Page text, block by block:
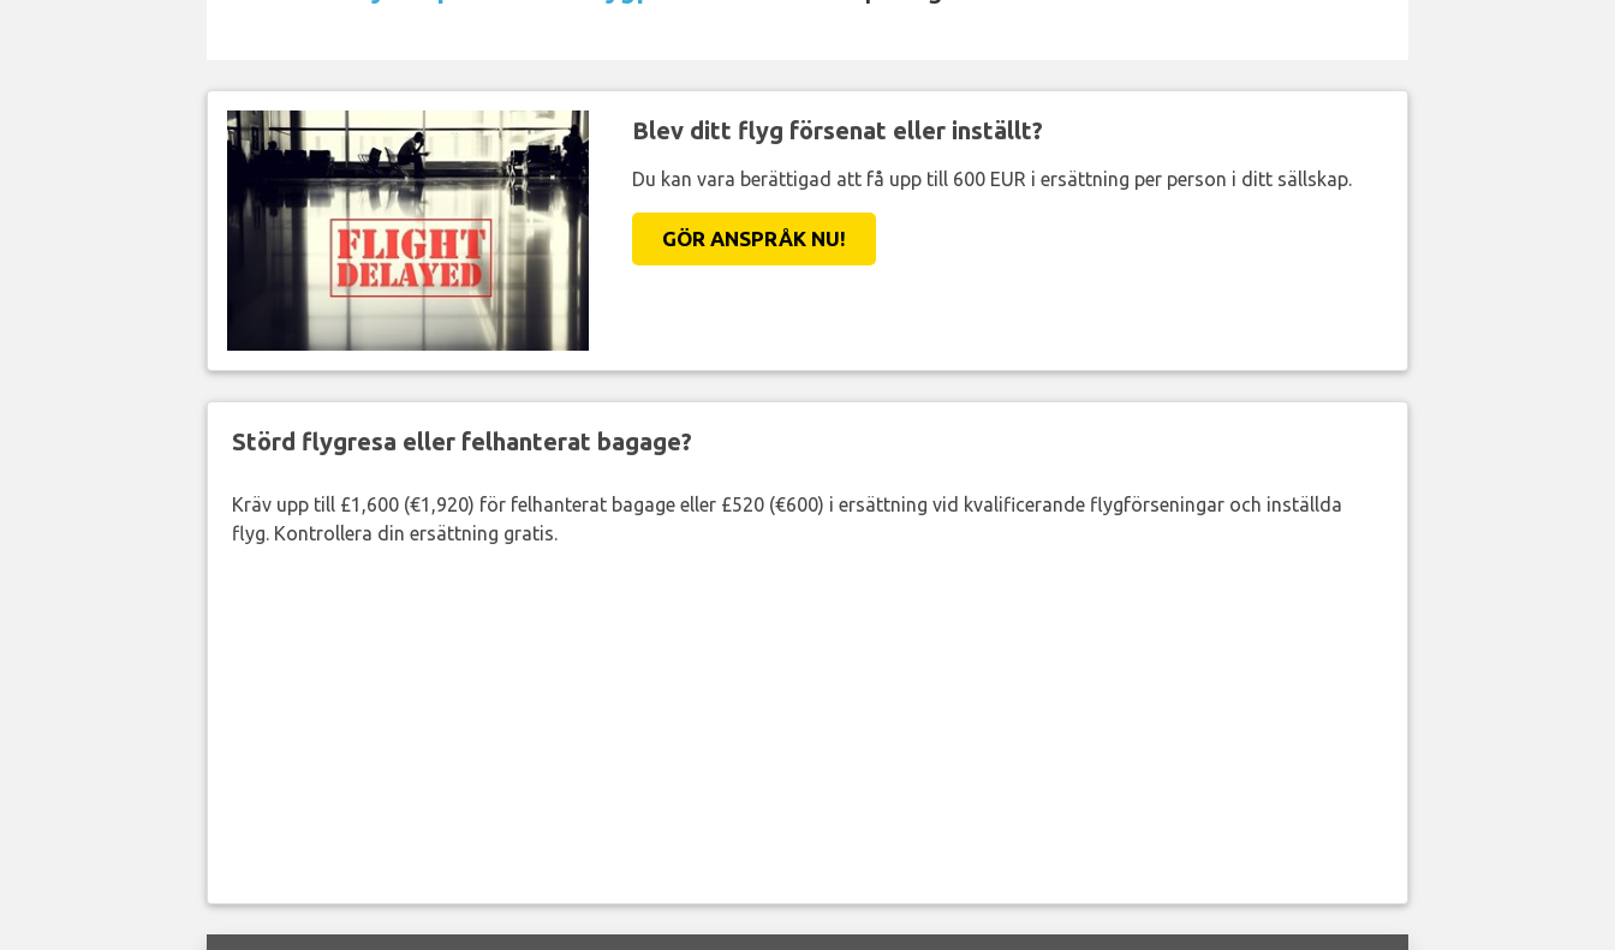
Blev ditt flyg försenat eller inställt?
Du kan vara berättigad att få upp till 600 EUR i ersättning per person i ditt sällskap.
GÖR ANSPRÅK NU!
Störd flygresa eller felhanterat bagage?
Kräv upp till £1,600 (€1,920) för felhanterat bagage eller £520 (€600) i ersättning vid kvalificerande flygförseningar och inställda
flyg. Kontrollera din ersättning gratis.